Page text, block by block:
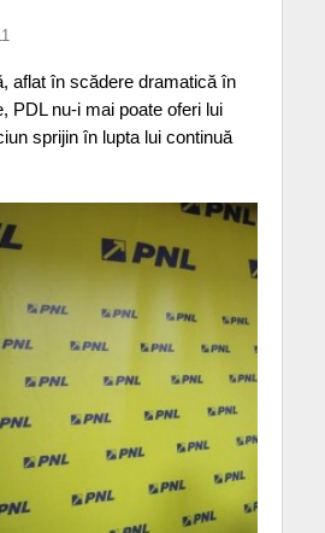
aflat în scădere dramatică în
PDL nu-i mai poate oferi lui
sprijin în lupta lui continuă